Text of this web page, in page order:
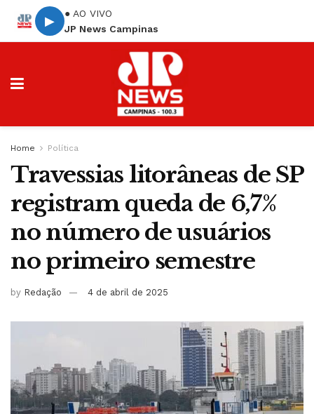
▶
● AO VIVO
JP News Campinas
Home Política
Travessias litorâneas de SP
registram queda de 6,7%
no número de usuários
no primeiro semestre
by Redação 4 de abril de 2025